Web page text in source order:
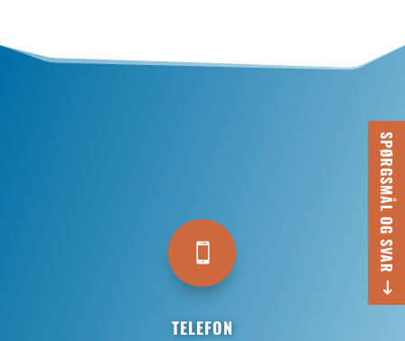
SPØRGSMÅL OG SVAR

TELEFON